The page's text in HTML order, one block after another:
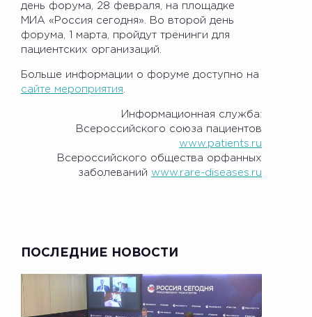
день форума, 28 февраля, на площадке
МИА «Россия сегодня». Во второй день
форума, 1 марта, пройдут тренинги для
пациентских организаций.
Больше информации о форуме доступно на
сайте мероприятия
Информационная служба:
Всероссийского союза пациентов
www.patients.ru
Всероссийского общества орфанных
заболеванийwww.rare-diseases.ru
ПОСЛЕДНИЕ НОВОСТИ